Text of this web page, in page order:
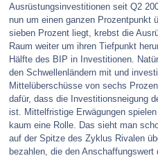
Ausrüstungsinvestitionen seit Q2
nun um einen ganzen Prozentpunkt
sieben Prozent liegt, krebst die
Raum weiter um ihren Tiefpunkt
Hälfte des BIP in Investitionen.
den Schwellenländern mit und
Mittelüberschüsse von sechs
dafür, dass die Investitionsneigung
ist. Mittelfristige Erwägungen
kaum eine Rolle. Das sieht man
auf der Spitze des Zyklus Rivalen
bezahlen, die den